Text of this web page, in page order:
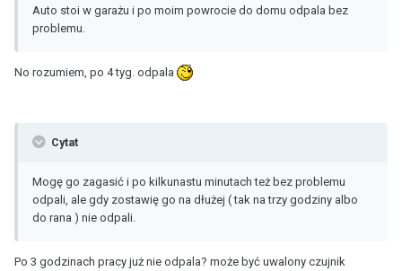
Auto stoi w garażu i po moim powrocie do domu odpala bez
problemu.
No rozumiem, po 4 tyg. odpala
Cytat
Mogę go zagasić i po kilkunastu minutach też bez problemu
odpali, ale gdy zostawię go na dłużej ( tak na trzy godziny albo
do rana ) nie odpali.
Po 3 godzinach pracy już nie odpala? może być uwalony czujnik